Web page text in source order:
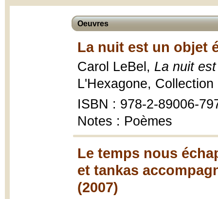
Oeuvres
La nuit est un objet
Carol LeBel, La nuit
L'Hexagone,
ISBN : 978-2-89006-
Notes : Poèmes
Le temps nous
et tankas
(2007)